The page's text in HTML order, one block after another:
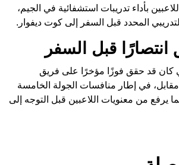
بأداء تدريبات استشفائية في الجيم،
المحدد قبل السفر إلى كوت ديفوار.
انتصارًا قبل السفر
كان قد حقق فوزًا مؤخرًا على فريق
في إطار منافسات الجولة الخامسة
يرفع من معنويات اللاعبين قبل التوجه إلى